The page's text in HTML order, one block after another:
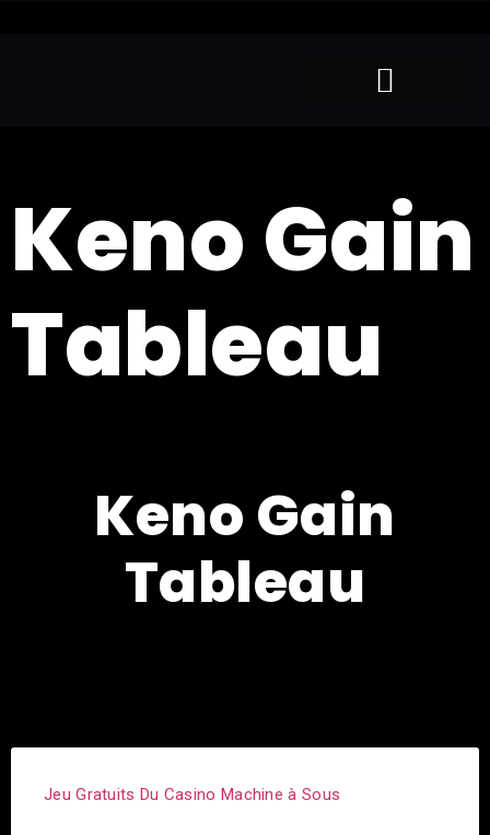
Keno Gain
Tableau
Keno Gain
Tableau
Jeu Gratuits Du Casino Machine à Sous